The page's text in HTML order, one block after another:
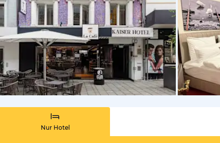
von
Nur Hotel